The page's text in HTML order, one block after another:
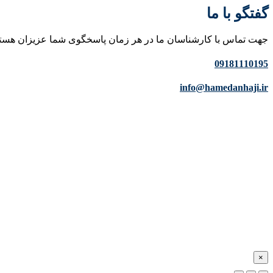
گفتگو با ما
جهت تماس با کارشناسان ما در هر زمان پاسخگوی شما عزیزان
09181110195
info@hamedanhaji.ir
×